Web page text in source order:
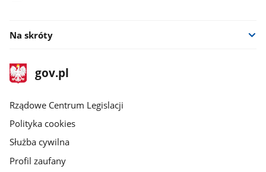
Na skróty
stopka
gov.plStrona
gov.pl
Rządowe Centrum Legislacji
Polityka cookies
Służba cywilna
Profil zaufany